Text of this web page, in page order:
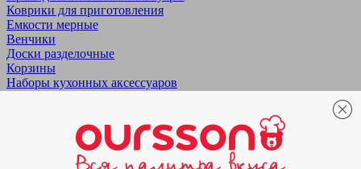
Коврики для приготовления
Емкости мерные
Венчики
Доски разделочные
Корзины
Наборы кухонных аксессуаров
Хранение продуктов